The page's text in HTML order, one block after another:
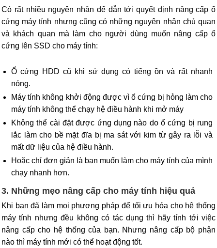
Có rất nhiều nguyên nhân để dẫn tới quyết định nâng cấp ổ
cứng máy tính nhưng cũng có những nguyên nhân chủ quan
và khách quan mà làm cho người dùng muốn nâng cấp ổ
cứng lên SSD cho máy tính:
Ổ cứng HDD cũ khi sử dụng có tiếng ồn và rất nhanh
nóng.
Máy tính không khởi động được vì ổ cứng bị hỏng làm cho
máy tính không thể chạy hệ điều hành khi mở máy
Không thể cài đặt được ứng dụng nào do ổ cứng bị rung
lắc làm cho bề mặt đĩa bị ma sát với kim từ gây ra lỗi và
mất dữ liệu của hệ điều hành.
Hoặc chỉ đơn giản là bạn muốn làm cho máy tính của mình
chạy nhanh hơn.
3. Những mẹo nâng cấp cho máy tính hiệu quả
Khi bạn đã làm mọi phương pháp để tối ưu hóa cho hệ thống
máy tính nhưng đều không có tác dụng thì hãy tính tới việc
nâng cấp cho hệ thống của bạn. Nhưng nâng cấp bộ phận
nào thì máy tính mới có thể hoạt động tốt.